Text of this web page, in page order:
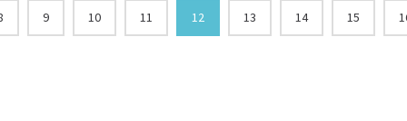
9 10 11 12 13 14 15